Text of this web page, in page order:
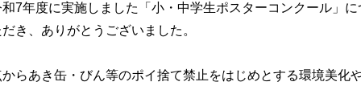
7年度に実施しました「小・中学生ポスターコンクール」
き、ありがとうございました。
らあき缶・びん等のポイ捨て禁止をはじめとする環境美化